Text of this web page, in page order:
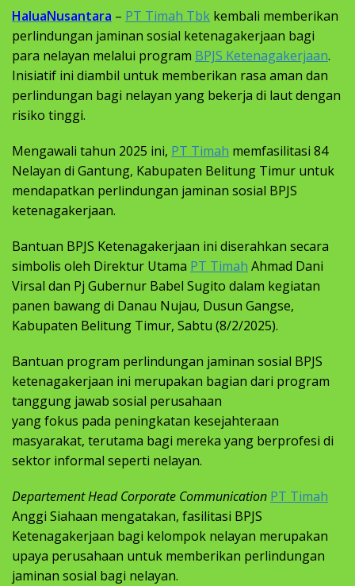
HaluaNusantara – PT Timah Tbk kembali memberikan
perlindungan jaminan sosial ketenagakerjaan bagi
para nelayan melalui program BPJS Ketenagakerjaan.
Inisiatif ini diambil untuk memberikan rasa aman dan
perlindungan bagi nelayan yang bekerja di laut dengan
risiko tinggi.
Mengawali tahun 2025 ini, PT Timah memfasilitasi 84
Nelayan di Gantung, Kabupaten Belitung Timur untuk
mendapatkan perlindungan jaminan sosial BPJS
ketenagakerjaan.
Bantuan BPJS Ketenagakerjaan ini diserahkan secara
simbolis oleh Direktur Utama PT Timah Ahmad Dani
Virsal dan Pj Gubernur Babel Sugito dalam kegiatan
panen bawang di Danau Nujau, Dusun Gangse,
Kabupaten Belitung Timur, Sabtu (8/2/2025).
Bantuan program perlindungan jaminan sosial BPJS
ketenagakerjaan ini merupakan bagian dari program
tanggung jawab sosial perusahaan
yang fokus pada peningkatan kesejahteraan
masyarakat, terutama bagi mereka yang berprofesi di
sektor informal seperti nelayan.
Departement Head Corporate Communication PT Timah
Anggi Siahaan mengatakan, fasilitasi BPJS
Ketenagakerjaan bagi kelompok nelayan merupakan
upaya perusahaan untuk memberikan perlindungan
jaminan sosial bagi nelayan.